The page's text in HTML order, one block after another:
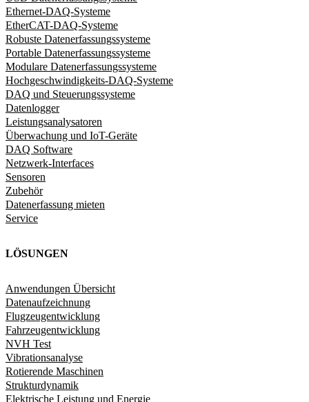
Ethernet-DAQ-Systeme
EtherCAT-DAQ-Systeme
Robuste Datenerfassungssysteme
Portable Datenerfassungssysteme
Modulare Datenerfassungssysteme
Hochgeschwindigkeits-DAQ-Systeme
DAQ und Steuerungssysteme
Datenlogger
Leistungsanalysatoren
Überwachung und IoT-Geräte
DAQ Software
Netzwerk-Interfaces
Sensoren
Zubehör
Datenerfassung mieten
Service
LÖSUNGEN
Anwendungen Übersicht
Datenaufzeichnung
Flugzeugentwicklung
Fahrzeugentwicklung​
NVH Test
Vibrationsanalyse
Rotierende Maschinen
Strukturdynamik​
Elektrische Leistung und Energie​